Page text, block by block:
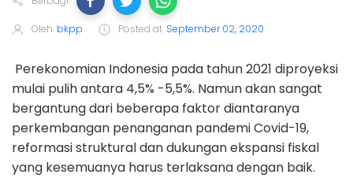
Oleh bkpp Posted at September 02, 2020
Perekonomian Indonesia pada tahun 2021 diproyeksi
mulai pulih antara 4,5% -5,5%. Namun akan sangat
bergantung dari beberapa faktor diantaranya
perkembangan penanganan pandemi Covid-19,
reformasi struktural dan dukungan ekspansi fiskal
yang kesemuanya harus terlaksana dengan baik.